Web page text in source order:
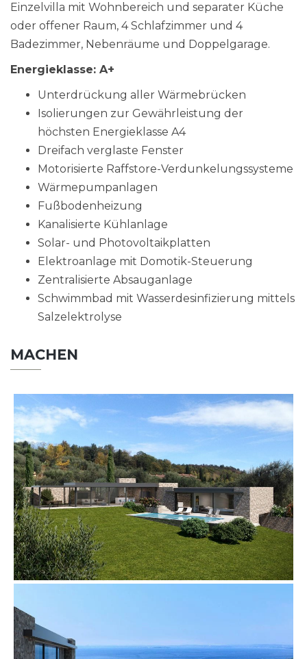
Einzelvilla mit Wohnbereich und separater Küche
oder offener Raum, 4 Schlafzimmer und 4
Badezimmer, Nebenräume und Doppelgarage.
Energieklasse: A+
Unterdrückung aller Wärmebrücken
Isolierungen zur Gewährleistung der
höchsten Energieklasse A4
Dreifach verglaste Fenster
Motorisierte Raffstore-Verdunkelungssysteme
Wärmepumpanlagen
Fußbodenheizung
Kanalisierte Kühlanlage
Solar- und Photovoltaikplatten
Elektroanlage mit Domotik-Steuerung
Zentralisierte Absauganlage
Schwimmbad mit Wasserdesinfizierung mittels
Salzelektrolyse
MACHEN